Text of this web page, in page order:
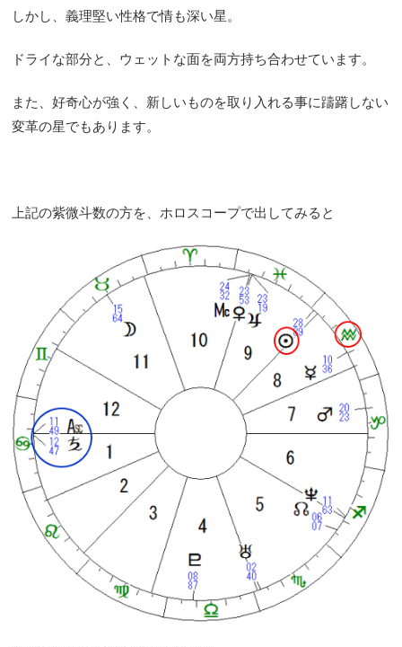
しかし、義理堅い性格で情も深い星。
ドライな部分と、ウェットな面を両方持ち合わせています。
また、好奇心が強く、新しいものを取り入れる事に躊躇しない
変革の星でもあります。
上記の紫微斗数の方を、ホロスコープで出してみると